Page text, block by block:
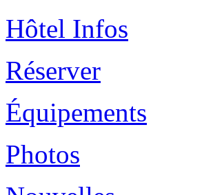
Hôtel Infos
Réserver
Équipements
Photos